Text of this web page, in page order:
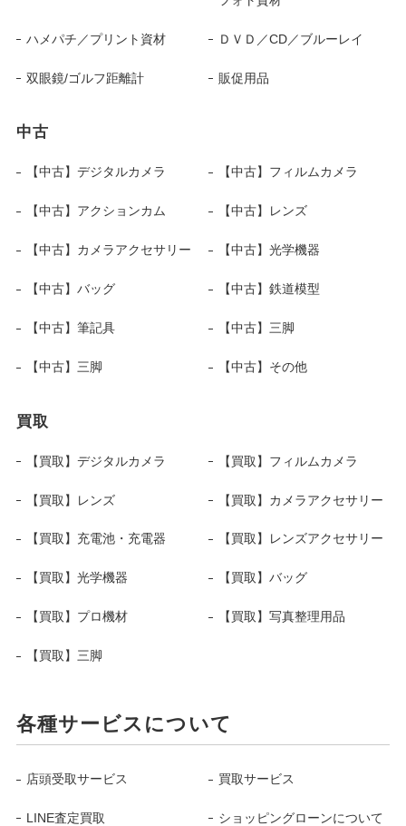
ハメパチ／プリント資材 ＤＶＤ／CD／ブルーレイ
双眼鏡/ゴルフ距離計 販促用品
中古
【中古】デジタルカメラ 【中古】フィルムカメラ
【中古】アクションカム 【中古】レンズ
【中古】カメラアクセサリー 【中古】光学機器
【中古】バッグ 【中古】鉄道模型
【中古】筆記具 【中古】三脚
【中古】三脚 【中古】その他
買取
【買取】デジタルカメラ 【買取】フィルムカメラ
【買取】レンズ 【買取】カメラアクセサリー
【買取】充電池・充電器 【買取】レンズアクセサリー
【買取】光学機器 【買取】バッグ
【買取】プロ機材 【買取】写真整理用品
【買取】三脚
各種サービスについて
店頭受取サービス 買取サービス
LINE査定買取 ショッピングローンについて